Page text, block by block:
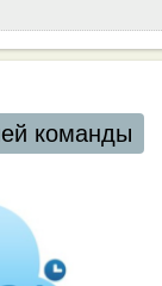
команды